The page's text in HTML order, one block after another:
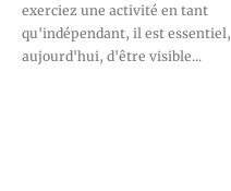
exerciez une activité en tant
qu'indépendant, il est essentiel,
aujourd'hui, d'être visible...